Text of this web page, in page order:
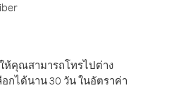
ห้คุณสามารถโทรไปต่าง
กได้นาน 30 วัน ในอัตราค่า